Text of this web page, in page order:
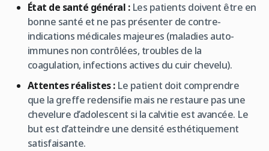
État de santé général :Les patients doivent être en
bonne santé et ne pas présenter de contre-
indications médicales majeures (maladies auto-
immunes non contrôlées, troubles de la
coagulation, infections actives du cuir chevelu).
Attentes réalistes :Le patient doit comprendre
que la greffe redensifie mais ne restaure pas une
chevelure d’adolescent si la calvitie est avancée. Le
but est d’atteindre une densité esthétiquement
satisfaisante.